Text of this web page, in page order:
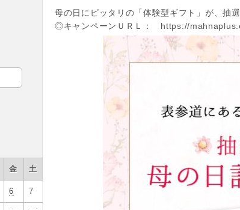
金 土
6 7
母の日にピッタリの「体験型ギフト」が、抽
◎キャンペーンＵＲＬ： https://